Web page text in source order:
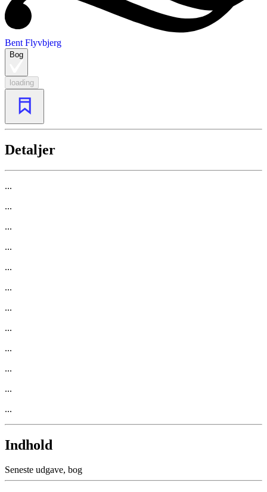
Bent Flyvbjerg
Bog
loading
Detaljer
...
...
...
...
...
...
...
...
...
...
...
...
Indhold
Seneste udgave, bog